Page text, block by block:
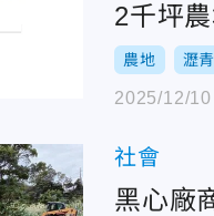
2千坪
農地 瀝青
2025/12/
社會
黑心廠